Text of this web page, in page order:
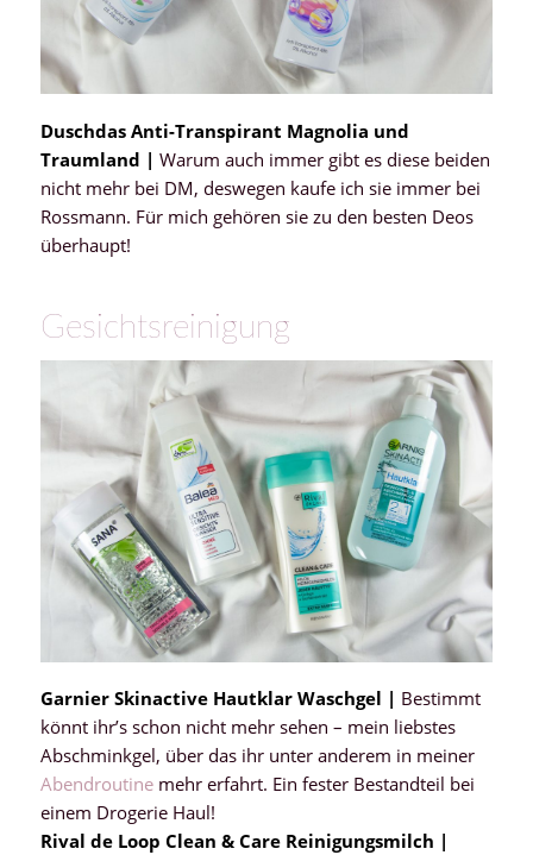
Duschdas Anti-Transpirant Magnolia und
Traumland | Warum auch immer gibt es diese beiden
nicht mehr bei DM, deswegen kaufe ich sie immer bei
Rossmann. Für mich gehören sie zu den besten Deos
überhaupt!
Gesichtsreinigung
Garnier Skinactive Hautklar Waschgel | Bestimmt
könnt ihr’s schon nicht mehr sehen – mein liebstes
Abschminkgel, über das ihr unter anderem in meiner
Abendroutine mehr erfahrt. Ein fester Bestandteil bei
einem Drogerie Haul!
Rival de Loop Clean & Care Reinigungsmilch |